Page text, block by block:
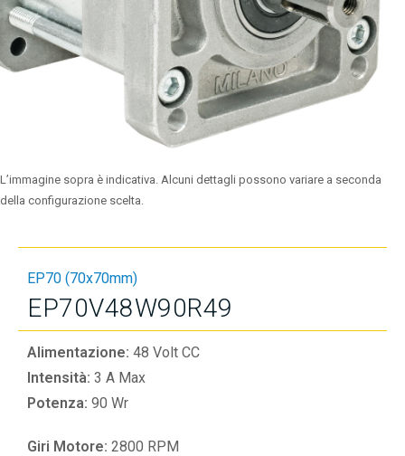
L’immagine sopra è indicativa. Alcuni dettagli possono variare a seconda
della configurazione scelta.
EP70 (70x70mm)
EP70V48W90R49
Alimentazione: 48 Volt CC
Intensità: 3 A Max
Potenza: 90 Wr
Giri Motore: 2800 RPM